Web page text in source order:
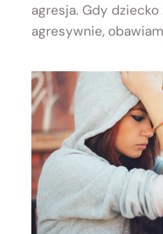
agresja. Gdy
agresywnie,